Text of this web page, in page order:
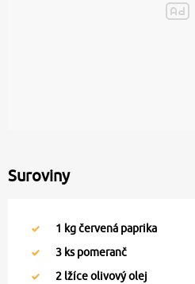
Suroviny
1 kg červená paprika
3 ks pomeranč
2 lžíce olivový olej